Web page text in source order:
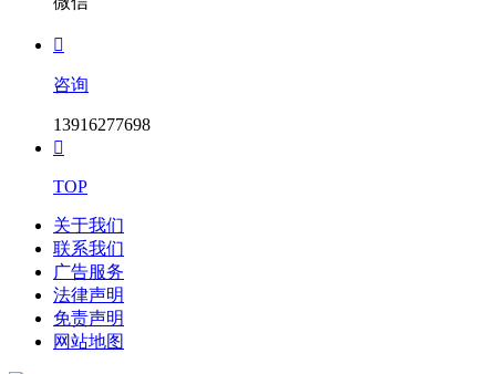

咨询
13916277698

TOP
关于我们
联系我们
广告服务
法律声明
免责声明
网站地图